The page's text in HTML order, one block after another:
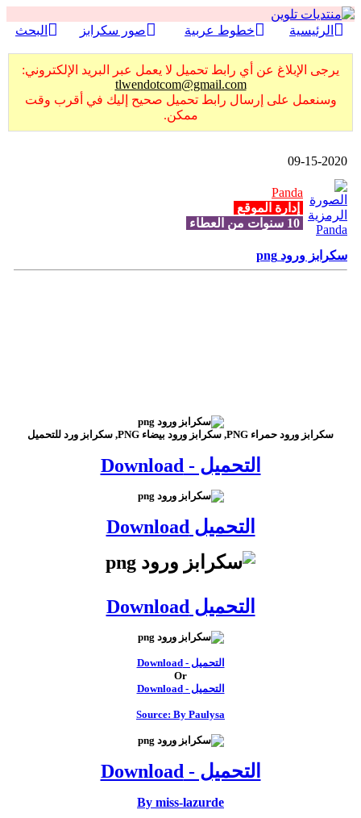
الرئيسية خطوط عربية صور سكرابز البحث
يرجى الإبلاغ عن أي رابط تحميل لا يعمل عبر البريد الإلكتروني:
tlwendotcom@gmail.com
وسنعمل على إرسال رابط تحميل صحيح إليك في أقرب وقت
ممكن.
09-15-2020
Panda
إدارة الموقع
سكرابز ورود png
سكرابز ورود حمراء PNG, سكرابز ورود بيضاء PNG, سكرابز ورد للتحميل
التحميل - Download
التحميل Download
التحميل Download
التحميل - Download
Or
التحميل - Download
Source: By Paulysa
التحميل - Download
By miss-lazurde